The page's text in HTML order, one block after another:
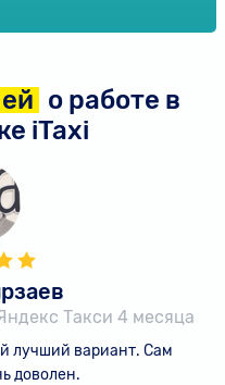
о работе в
iTaxi
Такси 4 месяца
лучший вариант. Сам
доволен.